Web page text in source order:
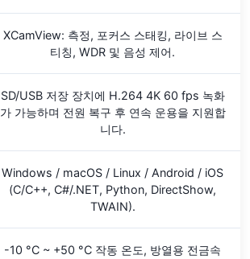
XCamView: 측정, 포커스 스태킹, 라이브 스
티칭, WDR 및 음성 제어.
SD/USB 저장 장치에 H.264 4K 60 fps 녹화
가 가능하며 전원 복구 후 연속 운용을 지원합
니다.
Windows / macOS / Linux / Android / iOS
(C/C++, C#/.NET, Python, DirectShow,
TWAIN).
-10 °C ~ +50 °C 작동 온도, 방열용 전금속